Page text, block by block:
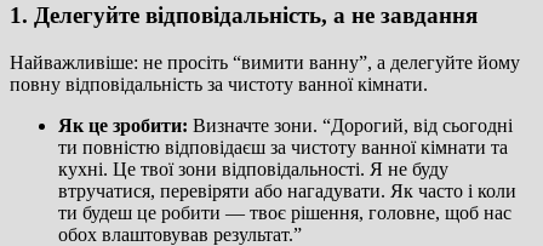
1. Делегуйте відповідальність, а не завдання
Найважливіше: не просіть “вимити ванну”, а делегуйте йому
повну відповідальність за чистоту ванної кімнати.
Як це зробити: Визначте зони. “Дорогий, від сьогодні
ти повністю відповідаєш за чистоту ванної кімнати та
кухні. Це твої зони відповідальності. Я не буду
втручатися, перевіряти або нагадувати. Як часто і коли
ти будеш це робити — твоє рішення, головне, щоб нас
обох влаштовував результат.”